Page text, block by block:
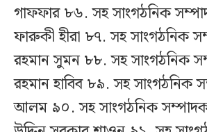
গাফফার ৮৬. সহ সাংগঠনিক
ফারুকী হীরা ৮৭. সহ সাংগঠনিক
রহমান সুমন ৮৮. সহ সাংগঠনিক
রহমান হাবিব ৮৯. সহ সাংগঠনিক
আলম ৯০. সহ সাংগঠনিক সম্পাদক